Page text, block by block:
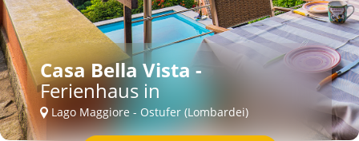
Casa Bella Vista -
Ferienhaus in
Lago Maggiore - Ostufer (Lombardei)